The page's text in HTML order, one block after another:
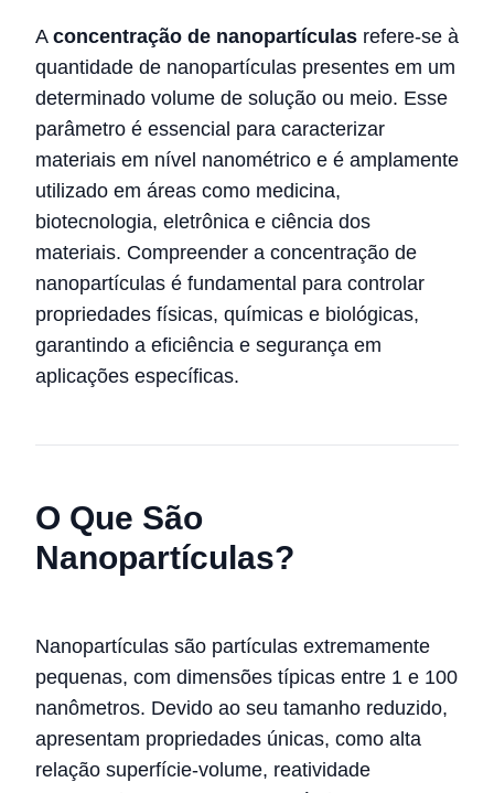
A concentração de nanopartículas refere-se à
quantidade de nanopartículas presentes em um
determinado volume de solução ou meio. Esse
parâmetro é essencial para caracterizar
materiais em nível nanométrico e é amplamente
utilizado em áreas como medicina,
biotecnologia, eletrônica e ciência dos
materiais. Compreender a concentração de
nanopartículas é fundamental para controlar
propriedades físicas, químicas e biológicas,
garantindo a eficiência e segurança em
aplicações específicas.
O Que São
Nanopartículas?
Nanopartículas são partículas extremamente
pequenas, com dimensões típicas entre 1 e 100
nanômetros. Devido ao seu tamanho reduzido,
apresentam propriedades únicas, como alta
relação superfície-volume, reatividade